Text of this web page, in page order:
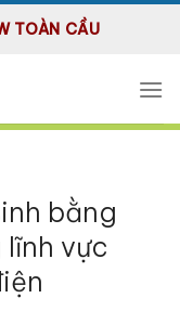
TOÀN CẦU
bằng
vực